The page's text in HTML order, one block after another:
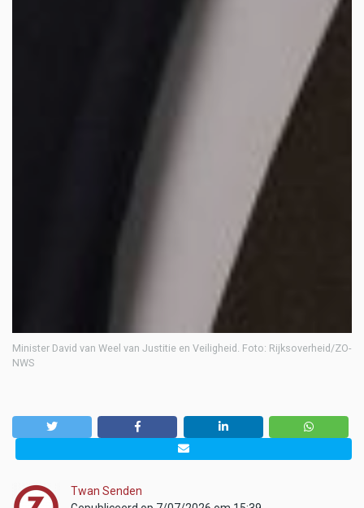
Minister David van Weel van Justitie en Veiligheid. Foto: Rijksoverheid/ZO-
NWS
Twan Senden